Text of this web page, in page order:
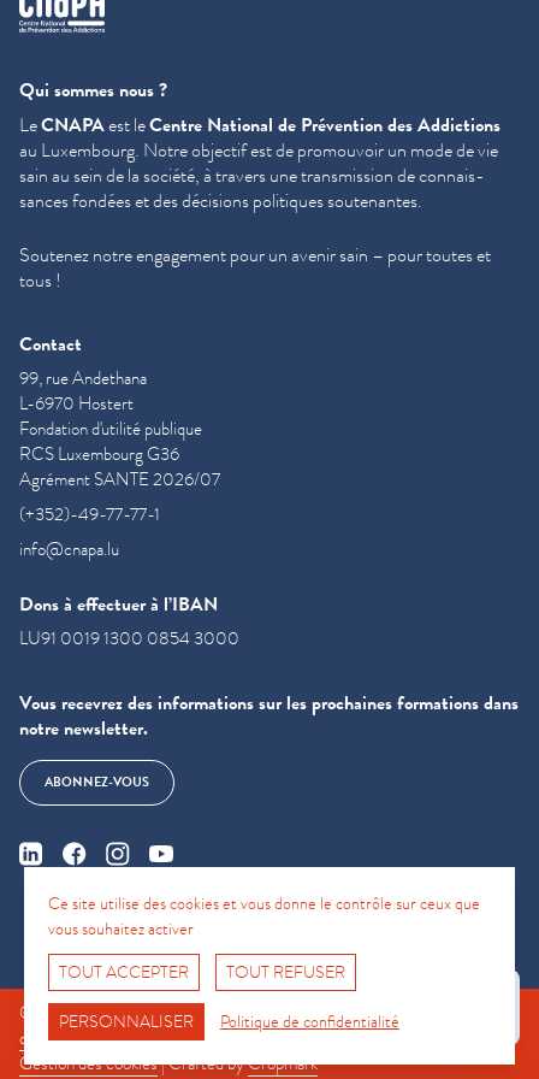
Fro No
Support Hotline
Qui sommes nous ?
LeCNAPAest leCentre National de Prévention des Addictions
au Luxembourg. Notre objectif est de promouvoir un mode de vie
sain au sein de la société, à travers une trans­mis­sion de con­nais­
sances fondées et des décisions politiques soutenantes.
Soutenez notre engagement pour un avenir sain – pour toutes et
tous !
Contact
99, rue Andethana
L-6970 Hostert
Fondation d'utilité publique
RCS Luxembourg G36
Agrément SANTE 2026/07
(+352)-49-77-77-1
info@cnapa.lu
Dons à effectuer à l’IBAN
LU91 0019 1300 0854 3000
Vous recevrez des informations sur les prochaines formations dans
notre newsletter.
ABONNEZ-VOUS
© CNAPA 2024, all rights reserved |Mentions légales
d'utilisation|Politique de confidentialité
Gestion des cookies| Crafted byCropmark
Ce site utilise des cookies et vous donne le contrôle sur ceux que
vous souhaitez activer
TOUT ACCEPTER
TOUT REFUSER
PERSONNALISER Politique de confidentialité